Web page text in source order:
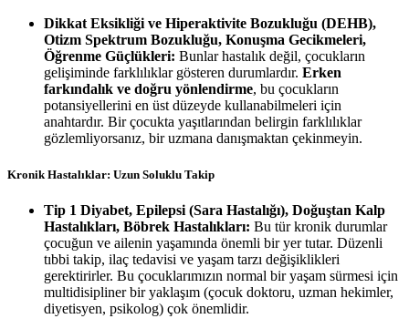
Dikkat Eksikliği ve Hiperaktivite Bozukluğu (DEHB),
Otizm Spektrum Bozukluğu, Konuşma Gecikmeleri,
Öğrenme Güçlükleri: Bunlar hastalık değil, çocukların
gelişiminde farklılıklar gösteren durumlardır. Erken
farkındalık ve doğru yönlendirme, bu çocukların
potansiyellerini en üst düzeyde kullanabilmeleri için
anahtardır. Bir çocukta yaşıtlarından belirgin farklılıklar
gözlemliyorsanız, bir uzmana danışmaktan çekinmeyin.
Kronik Hastalıklar: Uzun Soluklu Takip
Tip 1 Diyabet, Epilepsi (Sara Hastalığı), Doğuştan Kalp
Hastalıkları, Böbrek Hastalıkları: Bu tür kronik durumlar
çocuğun ve ailenin yaşamında önemli bir yer tutar. Düzenli
tıbbi takip, ilaç tedavisi ve yaşam tarzı değişiklikleri
gerektirirler. Bu çocuklarımızın normal bir yaşam sürmesi için
multidisipliner bir yaklaşım (çocuk doktoru, uzman hekimler,
diyetisyen, psikolog) çok önemlidir.